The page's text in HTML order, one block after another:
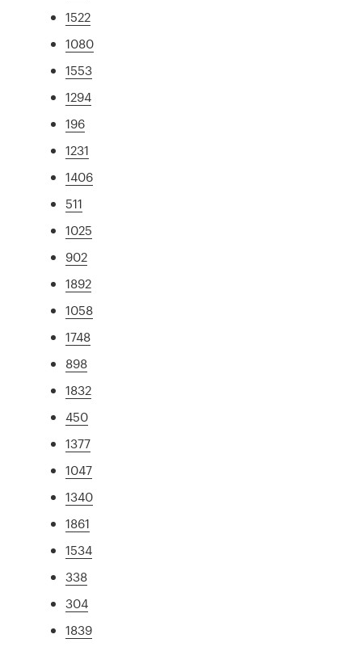
1522
1080
1553
1294
196
1231
1406
511
1025
902
1892
1058
1748
898
1832
450
1377
1047
1340
1861
1534
338
304
1839